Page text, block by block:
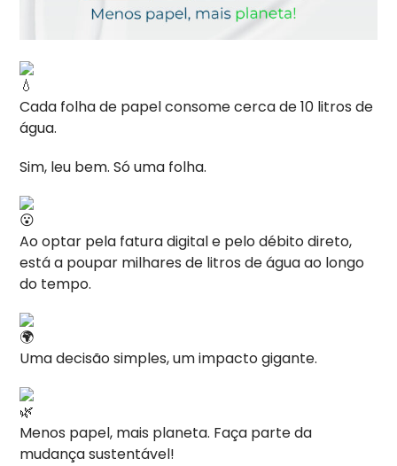
Cada folha de papel consome cerca de 10 litros de
água.
Sim, leu bem. Só uma folha.
Ao optar pela fatura digital e pelo débito direto,
está a poupar milhares de litros de água ao longo
do tempo.
Uma decisão simples, um impacto gigante.
Menos papel, mais planeta. Faça parte da
mudança sustentável!